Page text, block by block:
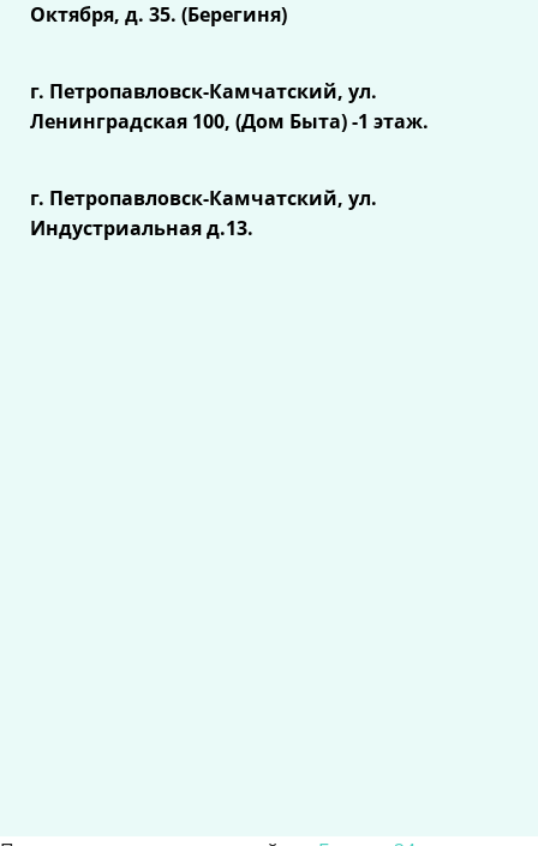
Октября, д. 35. (Берегиня)
г. Петропавловск-Камчатский, ул.
Ленинградская 100, (Дом Быта) -1 этаж.
г. Петропавловск-Камчатский, ул.
Индустриальная д.13.